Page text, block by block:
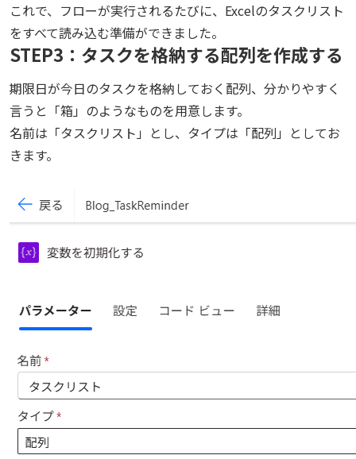
これで、フローが実行されるたびに、Excelのタスクリスト
をすべて読み込む準備ができました。
STEP3：タスクを格納する配列を作成する
期限日が今日のタスクを格納しておく配列、分かりやすく
言うと「箱」のようなものを用意します。
名前は「タスクリスト」とし、タイプは「配列」としてお
きます。